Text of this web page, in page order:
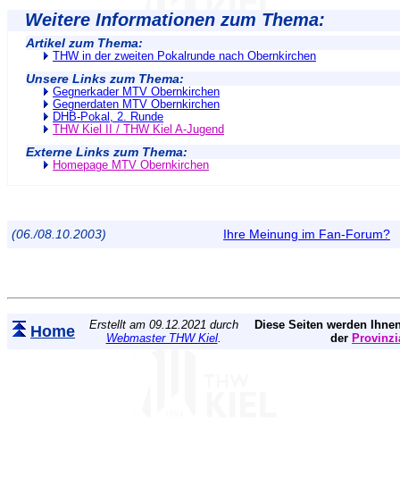
Weitere Informationen zum Thema:
Artikel zum Thema:
THW in der zweiten Pokalrunde nach Obernkirchen
Unsere Links zum Thema:
Gegnerkader MTV Obernkirchen
Gegnerdaten MTV Obernkirchen
DHB-Pokal, 2. Runde
THW Kiel II / THW Kiel A-Jugend
Externe Links zum Thema:
Homepage MTV Obernkirchen
(06./08.10.2003) Ihre Meinung im Fan-Forum?
Home
Erstellt am 09.12.2021 durch
Webmaster THW Kiel.
Diese Seiten werden
der